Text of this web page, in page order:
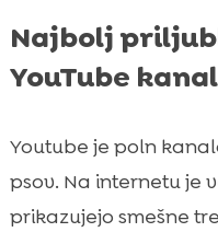
Najbolj
YouTube
Youtube je poln
psov. Na internetu je
prikazujejo smešne